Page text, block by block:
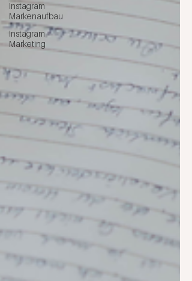
Instagram
Markenaufbau
Instagram
Marketing